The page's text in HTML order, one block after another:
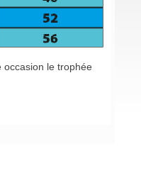
occasion le trophée